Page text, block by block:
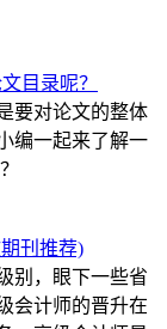
目录呢？
要对论文的整体
编一起来了解一
刊推荐)
，眼下一些省
会计师的晋升在